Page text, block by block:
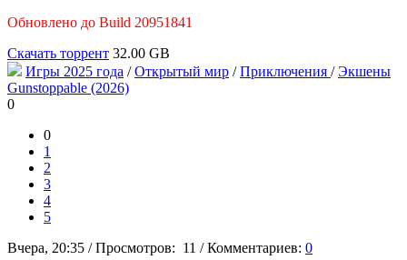
Обновлено до Build 20951841
Скачать торрент 32.00 GB
Игры 2025 года /Открытый мир /Приключения /Экшены
Gunstoppable (2026)
0
0
1
2
3
4
5
Вчера, 20:35 / Просмотров: 11 / Комментариев: 0